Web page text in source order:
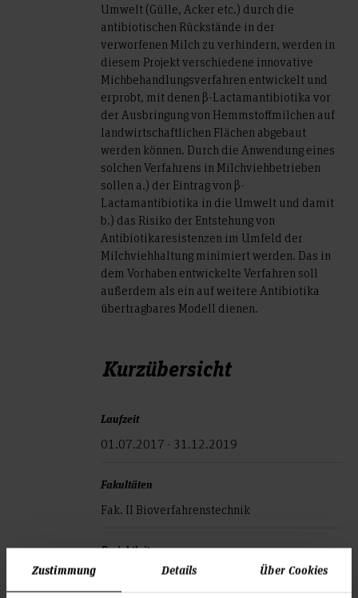
Zustimmung Details Über Cookies
Umwelt (Gülle, Acker etc.) durch die
antibiotischen Rückstände in der
verworfenen Milch zu verhindern, werden in
diesem Projekt verschiedene innovative
Michbehandlungsverfahren entwickelt und
erprobt, mit denen β-Lactamantibiotika vor
der Ausbringung von Hemmstoffmilchen auf
landwirtschaftlichen Flächen abgebaut
werden können. Durch die Anwendung eines
solchen Verfahrens in Milchviehbetrieben
sollen a.) der Eintrag von β-
Lactamantibiotika in die Umwelt und damit
b.) das Risiko der Entstehung von
Antibiotikaresistenzen im Umfeld der
Milchviehhaltung minimiert werden. Das in
dem Vorhaben entwickelte Verfahren soll
außerdem als ein auf weitere Antibiotika
übertragbares Modell dienen.
Kurzübersicht
Laufzeit
01.07.2017 - 31.12.2019
Fakultäten
Fak. II Bioverfahrenstechnik
Projektleitung
Prof. Dr. Volker Krömker